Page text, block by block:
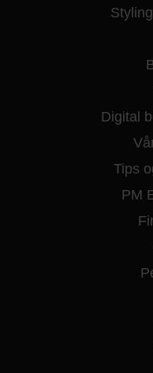
Digital
Tips
PM